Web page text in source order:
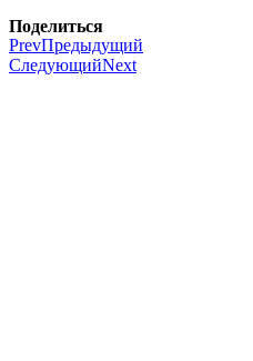
Поделиться
PrevПредыдущий
СледующийNext